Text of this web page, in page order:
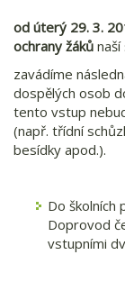
od úterý 29. 3.
ochrany žáků naší
zavádíme
dospělých osob
tento vstup
(např. třídní
besídky apod.).
Do školních
Doprovod
vstupními